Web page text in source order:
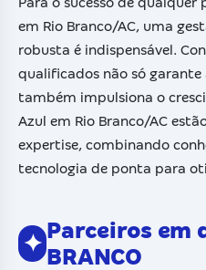
em Rio Branco/AC, uma
robusta é indispensável.
qualificados não só
também impulsiona o
Azul em Rio Branco/AC
expertise, combinando
tecnologia de ponta para
✦
Parceiros em
BRANCO